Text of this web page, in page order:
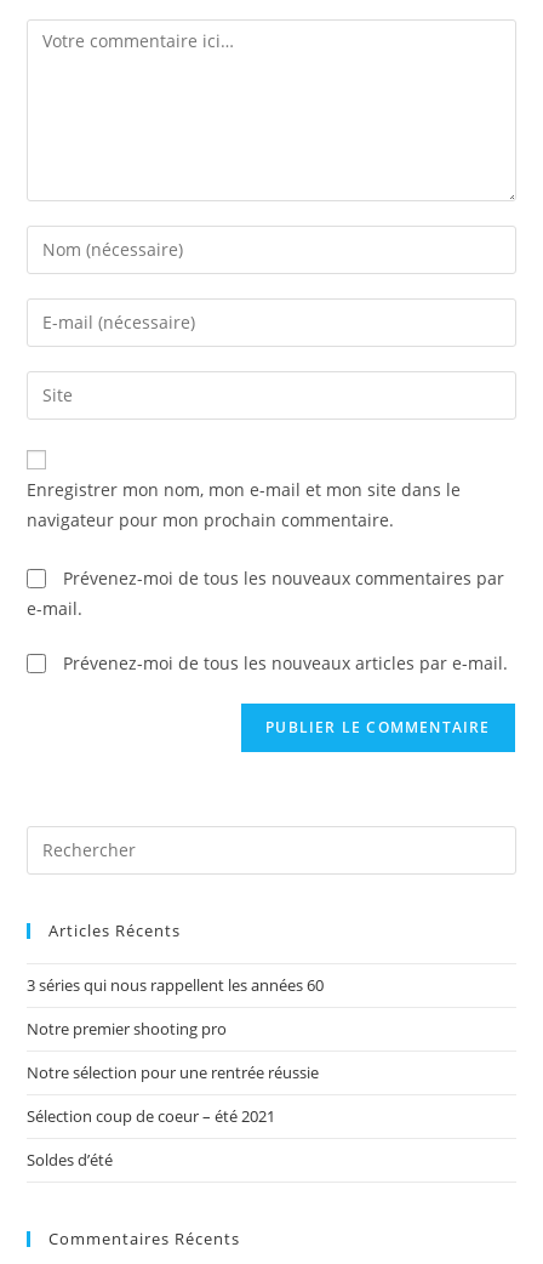
Enregistrer mon nom, mon e-mail et mon site dans le
navigateur pour mon prochain commentaire.
Prévenez-moi de tous les nouveaux commentaires par
e-mail.
Prévenez-moi de tous les nouveaux articles par e-mail.
Articles Récents
3 séries qui nous rappellent les années 60
Notre premier shooting pro
Notre sélection pour une rentrée réussie
Sélection coup de coeur – été 2021
Soldes d’été
Commentaires Récents